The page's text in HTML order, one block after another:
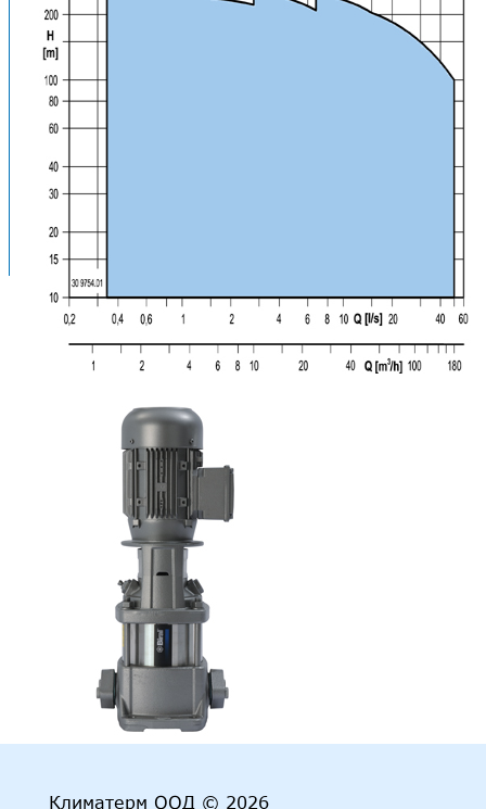
Климатерм ООД © 2026